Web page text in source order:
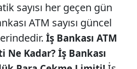
sayısı her geçen gün
ATM sayısı güncel
İş Bankası ATM
Ne Kadar? İş Bankası